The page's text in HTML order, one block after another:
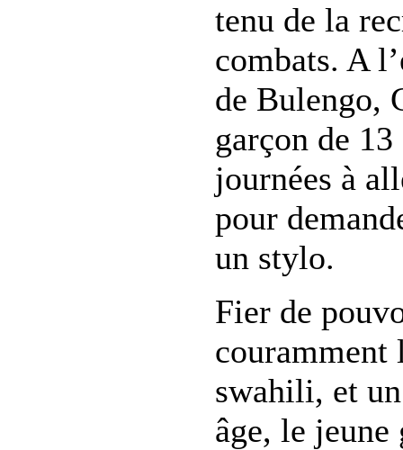
tenu de la
combats. A
de Bulengo,
garçon de 13
journées à
pour
un stylo.
Fier de
couramment
swahili, et
âge, le jeune